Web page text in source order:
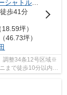
埼玉新都市交通ニューシャトル
「
徒歩41分
坪）
46.73坪）
調整34条12号区域※
まで徒歩10分以内で